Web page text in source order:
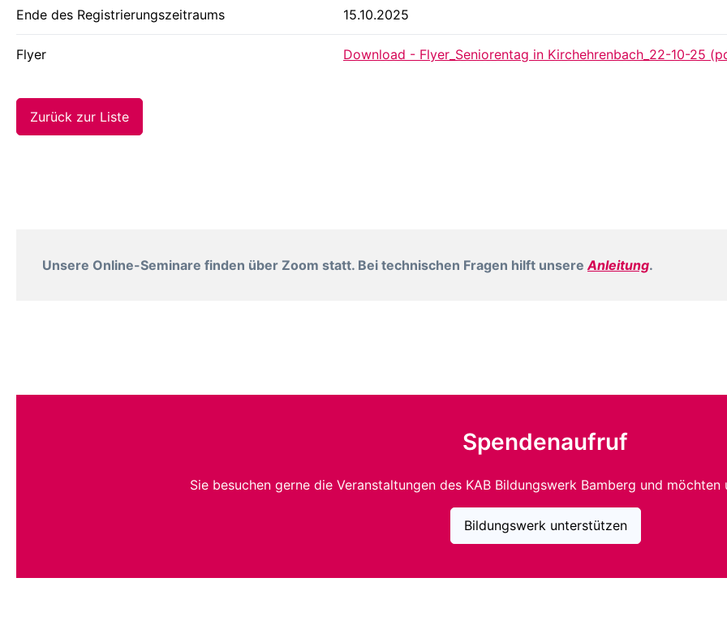
Ende des Registrierungszeitraums 15.10.2025
Flyer Download - Flyer_Seniorentag in Kirchehrenbach_22-10-25
Zurück zur Liste
Unsere Online-Seminare finden über Zoom statt. Bei technischen Fragen hilft unsere Anleitung.
Spendenaufruf
Sie besuchen gerne die Veranstaltungen des KAB Bildungswerk Bamberg und
Bildungswerk unterstützen